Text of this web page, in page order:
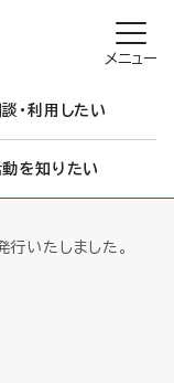
メニュー
・利用したい
動を知りたい
いたしました。